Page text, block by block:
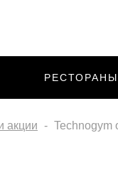
РЕСТОРАНЫ
акции Technogym